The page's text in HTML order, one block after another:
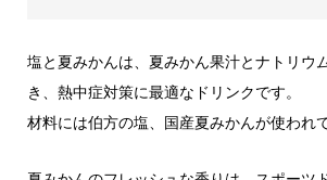
塩と夏みかんは、夏みかん果汁とナトリウ
き、熱中症対策に最適なドリンクです。
材料には伯方の塩、国産夏みかんが使われ